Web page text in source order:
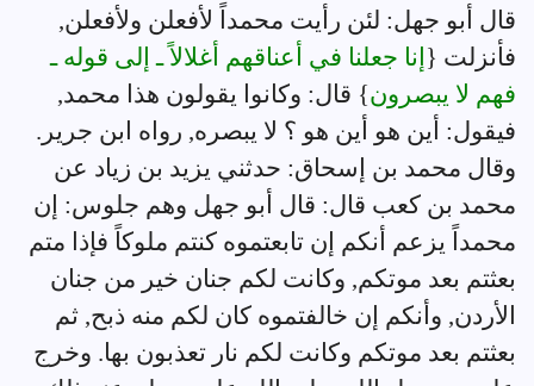
قال أبو جهل: لئن رأيت محمداً لأفعلن ولأفعلن,
فأنزلت { إنا جعلنا في أعناقهم أغلالاً ـ إلى قوله ـ
فهم لا يبصرون} قال: وكانوا يقولون هذا محمد,
فيقول: أين هو أين هو ؟ لا يبصره, رواه ابن جرير.
وقال محمد بن إسحاق: حدثني يزيد بن زياد عن
محمد بن كعب قال: قال أبو جهل وهم جلوس: إن
محمداً يزعم أنكم إن تابعتموه كنتم ملوكاً فإذا متم
بعثتم بعد موتكم, وكانت لكم جنان خير من جنان
الأردن, وأنكم إن خالفتموه كان لكم منه ذبح, ثم
بعثتم بعد موتكم وكانت لكم نار تعذبون بها. وخرج